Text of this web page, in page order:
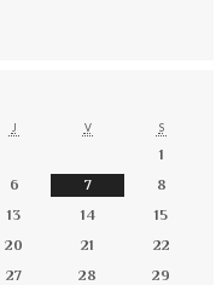
J V S
1
6 7
8
13 14
15
20 21
22
27 28
29